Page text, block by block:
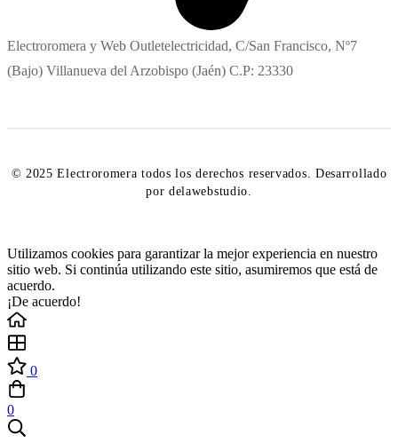
Electroromera y Web Outletelectricidad, C/San Francisco, Nº7
(Bajo) Villanueva del Arzobispo (Jaén) C.P: 23330
© 2025 Electroromera todos los derechos reservados. Desarrollado
por delawebstudio.
Utilizamos cookies para garantizar la mejor experiencia en nuestro
sitio web. Si continúa utilizando este sitio, asumiremos que está de
acuerdo.
¡De acuerdo!
0
0